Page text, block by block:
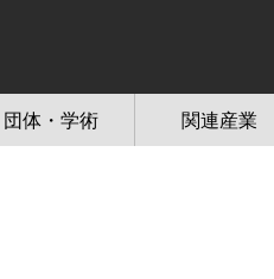
団体・学術 関連産業